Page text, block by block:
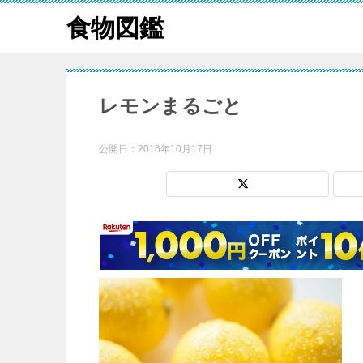
食物図鑑
レモンまるごと
公開日： 2016年10月17日